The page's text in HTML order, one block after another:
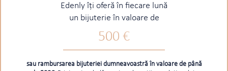
Edenly îți oferă în fiecare lună
un bijuterie în valoare de
500 €
sau rambursarea bijuteriei dumneavoastră în valoare de până